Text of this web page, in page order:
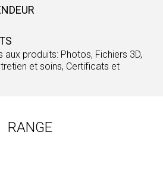
aux produits: Photos, Fichiers 3D,
et soins, Certificats et
RANGE